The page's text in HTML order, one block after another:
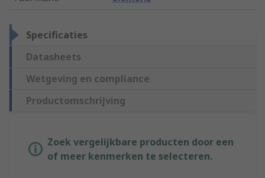
Specificaties
Datasheets
Wetgeving en compliance
Productomschrijving
Zoek vergelijkbare producten door een
of meer kenmerken te selecteren.